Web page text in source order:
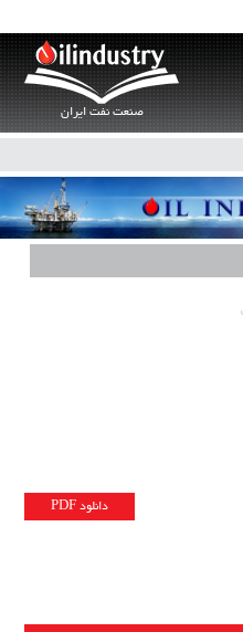
صنعت نفت ایران
دانلود PDF